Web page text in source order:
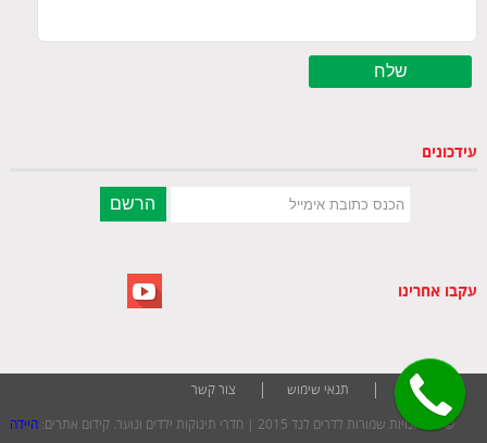
עידכונים
עקבו אחרינו
חדרי ילדים תנאי שימוש צור קשר
© כל הזכויות שמורות לדרים לנד 2015 | חדרי תינוקות ילדים ונוער. קידום אתרים: היידה